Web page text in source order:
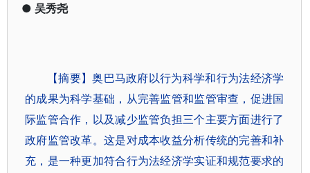
● 吴秀尧
【摘要】奥巴马政府以行为科学和行为法经济学
的成果为科学基础，从完善监管和监管审查，促进国
际监管合作，以及减少监管负担三个主要方面进行了
政府监管改革。这是对成本收益分析传统的完善和补
充，是一种更加符合行为法经济学实证和规范要求的